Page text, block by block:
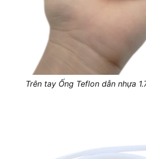
Trên tay Ống Teflon dẫn nhựa